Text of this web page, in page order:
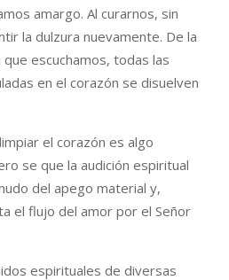
amargo. Al curarnos, sin
la dulzura nuevamente. De la
escuchamos, todas las
en el corazón se disuelven
el corazón es algo
se que la audición espiritual
del apego material y,
el flujo del amor por el Señor
espirituales de diversas